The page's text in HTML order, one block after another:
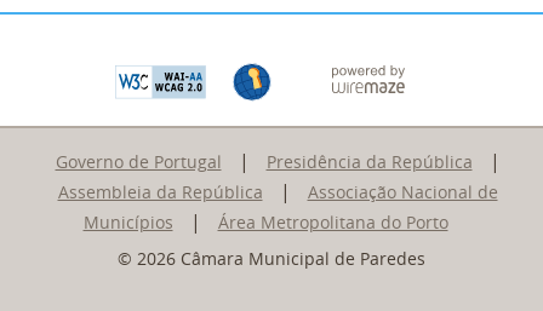
Governo de Portugal | Presidência da República |
Assembleia da República |
Associação Nacional de
Municípios
|
Área Metropolitana do Porto
© 2026 Câmara Municipal de Paredes